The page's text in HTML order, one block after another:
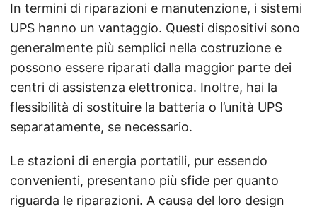
In termini di riparazioni e manutenzione, i sistemi
UPS hanno un vantaggio. Questi dispositivi sono
generalmente più semplici nella costruzione e
possono essere riparati dalla maggior parte dei
centri di assistenza elettronica. Inoltre, hai la
flessibilità di sostituire la batteria o l’unità UPS
separatamente, se necessario.
Le stazioni di energia portatili, pur essendo
convenienti, presentano più sfide per quanto
riguarda le riparazioni. A causa del loro design